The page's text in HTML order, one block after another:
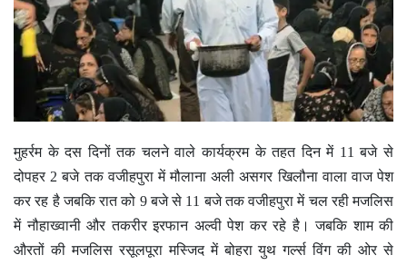
मुहर्रम के दस दिनों तक चलने वाले कार्यक्रम के तहत दिन में 11 बजे से
दोपहर 2 बजे तक वजीहपुरा में मौलाना अली असगर खिलौना वाला वाज पेश
कर रह है जबकि रात को 9 बजे से 11 बजे तक वजीहपुरा में चल रही मजलिस
में नौहाख्वानी और तकरीर इरफान अल्वी पेश कर रहे है। जबकि शाम की
औरतों की मजलिस रसूलपूरा मस्जिद में बोहरा युथ गर्ल्स विंग की ओर से